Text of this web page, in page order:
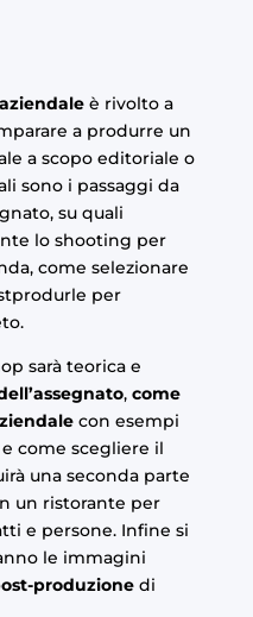
è rivolto a
a produrre un
a scopo editoriale o
sono i passaggi da
su quali
lo shooting per
come selezionare
per
sarà teorica e
, come
con esempi
come scegliere il
una seconda parte
un ristorante per
e persone. Infine si
le immagini
produzione di